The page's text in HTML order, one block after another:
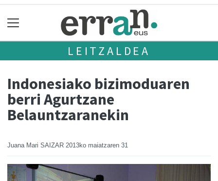
LEITZALDEA
Indonesiako bizimoduaren
berri Agurtzane
Belauntzaranekin
Juana Mari SAIZAR 2013ko maiatzaren 31